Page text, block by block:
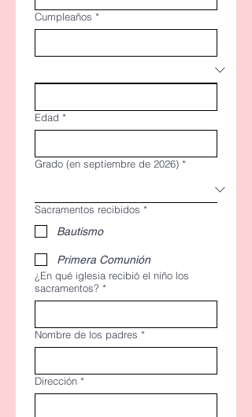
Cumpleaños *
Edad *
Grado (en septiembre de 2026) *
Sacramentos recibidos *
Bautismo
Primera Comunión
¿En qué iglesia recibió el niño los
sacramentos? *
Nombre de los padres *
Dirección *